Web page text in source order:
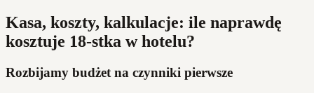
Kasa, koszty, kalkulacje: ile naprawdę
kosztuje 18-stka w hotelu?
Rozbijamy budżet na czynniki pierwsze